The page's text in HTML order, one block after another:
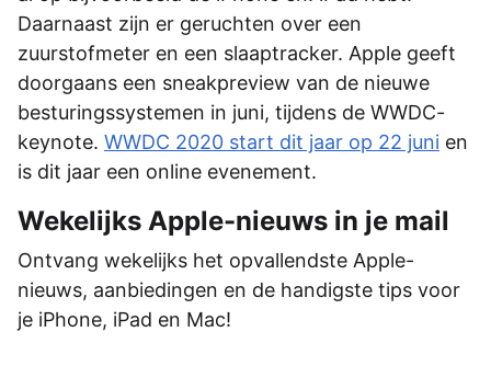
Daarnaast zijn er geruchten over een
zuurstofmeter en een slaaptracker. Apple geeft
doorgaans een sneakpreview van de nieuwe
besturingssystemen in juni, tijdens de WWDC-
keynote. WWDC 2020 start dit jaar op 22 juni en
is dit jaar een online evenement.
Wekelijks Apple-nieuws in je mail
Ontvang wekelijks het opvallendste Apple-
nieuws, aanbiedingen en de handigste tips voor
je iPhone, iPad en Mac!